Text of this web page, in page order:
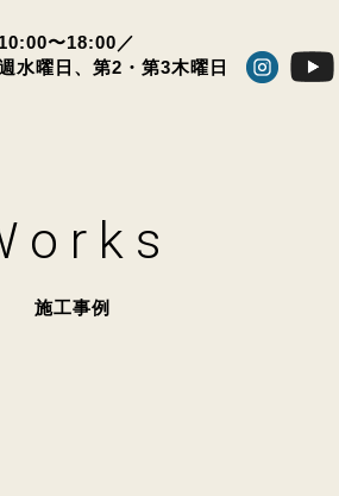
〜18:00／
水曜日、 第2・第3木曜日
施工事例